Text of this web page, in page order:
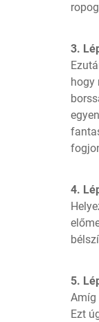
3.
hogy
4.
5.
Amíg
Ezt